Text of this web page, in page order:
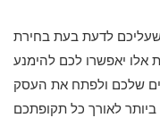
שעליכם לדעת בעת בחירת
אלו יאפשרו לכם להימנע
שלכם ולפתח את העסק